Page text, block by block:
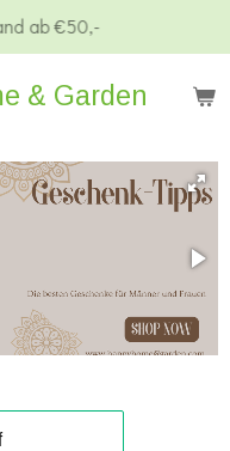
& Garden
ab €50,-